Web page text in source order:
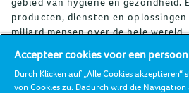
producten, diensten en
miljard mensen over de hele wereld.
consumenten, patiënten,
samenleving. De verkoop van de
Accepteer cookies voor een
Durch Klicken auf „Alle Cookies akzeptieren“
von Cookies zu. Dadurch wird die Navigation